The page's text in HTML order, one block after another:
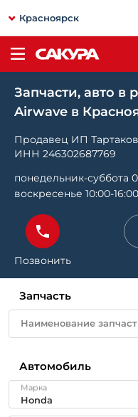
Красноярск
Запчасти, авто в
Airwave в
Продавец ИП
ИНН 246302687769
понедельник-суббота
воскресенье 10:00-16:00
Позвонить
Запчасть
Наименование
Автомобиль
Марка